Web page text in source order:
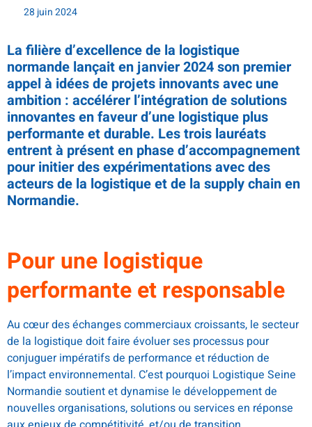
28 juin 2024
La filière d’excellence de la logistique
normande lançait en janvier 2024 son premier
appel à idées de projets innovantsavec une
ambition : accélérer l’intégration de solutions
innovantes en faveur d’une logistique plus
performante et durable. Les trois lauréats
entrent à présent en phase d’accompagnement
pour initier des expérimentations avec des
acteurs de la logistique et de la supply chain en
Normandie.
Pour une logistique
performante et responsable
Au cœur des échanges commerciaux croissants, le secteur
de la logistique doit faire évoluer ses processus pour
conjuguer impératifs de performance et réduction de
l’impact environnemental. C’est pourquoi Logistique Seine
Normandie soutient et dynamise le développement de
nouvelles organisations, solutions ou services en réponse